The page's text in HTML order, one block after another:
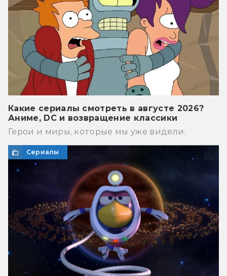
Какие сериалы смотреть в августе 2026?
Аниме, DC и возвращение классики
Герои и миры, которые мы уже видели.
Сериалы